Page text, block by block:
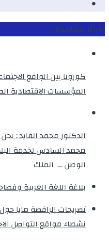
الأكثر مشاهدة
كورونا بين الواقع
المؤسسات الاقتصادية
الدكتور محمد الفايد :
محمد السادس لخدمة
الوطن ــ الملك
بلاغة اللغة العربية
تصريحات الراقصة مايا
نشطاء مواقع التواصل